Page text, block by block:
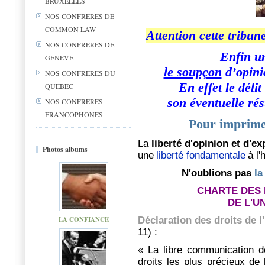
NOS CONFRERES DE
COMMON LAW
NOS CONFRERES DE
GENEVE
NOS CONFRERES DU
QUEBEC
NOS CONFRERES
FRANCOPHONES
Photos albums
LA CONFIANCE
Attention cette
Enfin
le soupçon
En effet le délit
son éventuelle
Pour
La liberté d'opinion et
une liberté fondamentale à
N'oublions pas
CHARTE DES
DE
Déclaration des droits de
11) :
« La libre communication
droits les plus précieux de